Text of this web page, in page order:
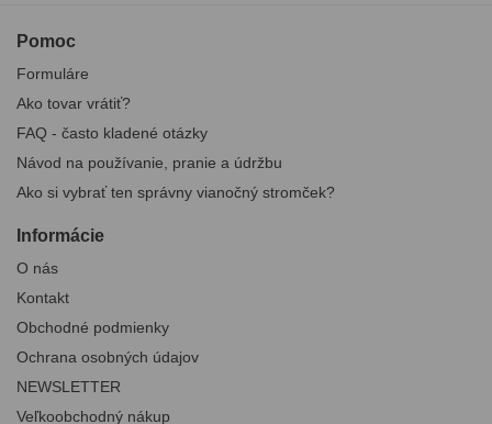
Pomoc
Formuláre
Ako tovar vrátiť?
FAQ - často kladené otázky
Návod na používanie, pranie a údržbu
Ako si vybrať ten správny vianočný stromček?
Informácie
O nás
Kontakt
Obchodné podmienky
Ochrana osobných údajov
NEWSLETTER
Veľkoobchodný nákup